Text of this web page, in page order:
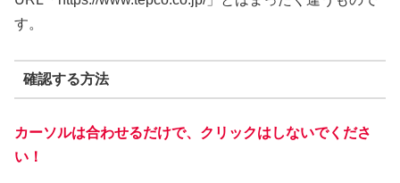
す。
確認する方法
カーソルは合わせるだけで、クリックはしないでくださ
い！